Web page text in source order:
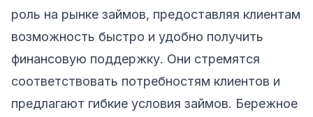
роль на рынке займов, предоставляя клиентам
возможность быстро и удобно получить
финансовую поддержку. Они стремятся
соответствовать потребностям клиентов и
предлагают гибкие условия займов. Бережное